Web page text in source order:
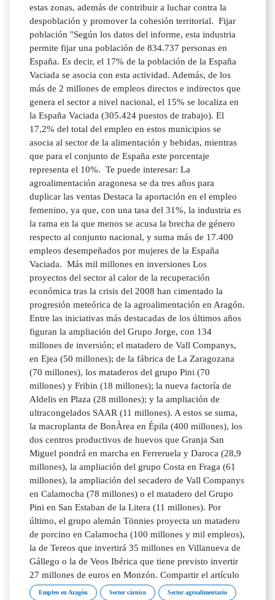
estas zonas, además de contribuir a luchar contra la
despoblación y promover la cohesión territorial. Fijar
población "Según los datos del informe, esta industria
permite fijar una población de 834.737 personas en
España. Es decir, el 17% de la población de la España
Vaciada se asocia con esta actividad. Además, de los
más de 2 millones de empleos directos e indirectos que
genera el sector a nivel nacional, el 15% se localiza en
la España Vaciada (305.424 puestos de trabajo). El
17,2% del total del empleo en estos municipios se
asocia al sector de la alimentación y bebidas, mientras
que para el conjunto de España este porcentaje
representa el 10%. Te puede interesar: La
agroalimentación aragonesa se da tres años para
duplicar las ventas Destaca la aportación en el empleo
femenino, ya que, con una tasa del 31%, la industria es
la rama en la que menos se acusa la brecha de género
respecto al conjunto nacional, y suma más de 17.400
empleos desempeñados por mujeres de la España
Vaciada. Más mil millones en inversiones Los
proyectos del sector al calor de la recuperación
económica tras la crisis del 2008 han cimentado la
progresión meteórica de la agroalimentación en Aragón.
Entre las iniciativas más destacadas de los últimos años
figuran la ampliación del Grupo Jorge, con 134
millones de inversión; el matadero de Vall Companys,
en Ejea (50 millones); de la fábrica de La Zaragozana
(70 millones), los mataderos del grupo Pini (70
millones) y Fribin (18 millones); la nueva factoría de
Aldelis en Plaza (28 millones); y la ampliación de
ultracongelados SAAR (11 millones). A estos se suma,
la macroplanta de BonÀrea en Épila (400 millones), los
dos centros productivos de huevos que Granja San
Miguel pondrá en marcha en Ferreruela y Daroca (28,9
millones), la ampliación del grupo Costa en Fraga (61
millones), la ampliación del secadero de Vall Companys
en Calamocha (78 millones) o el matadero del Grupo
Pini en San Estaban de la Litera (11 millones). Por
último, el grupo alemán Tönnies proyecta un matadero
de porcino en Calamocha (100 millones y mil empleos),
la de Tereos que invertirá 35 millones en Villanueva de
Gállego o la de Veos Ibérica que tiene previsto invertir
27 millones de euros en Monzón. Compartir el artículo
Empleo en Aragón Sector cárnico Sector agroalimentario